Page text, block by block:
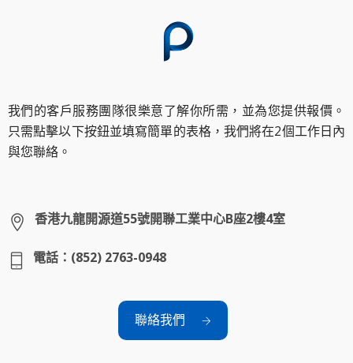
我們的客戶服務團隊很樂意了解你所需，並為您提供報價。
只需點擊以下按鈕並填寫簡單的表格，我們將在2個工作日內
與您聯絡。
香港九龍開源道55號開聯工業中心B座2樓4室
電話：(852) 2763-0948
聯絡我們